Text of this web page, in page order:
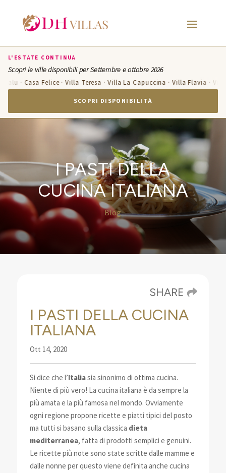
L'ESTATE CONTINUA
Scopri le ville disponibili per Settembre e ottobre 2026
Casa Felice · Villa Teresa · Villa La Capuccina · Villa Flavia · Villa
SCOPRI DISPONIBILITÀ
I PASTI DELLA
CUCINA ITALIANA
Blog
SHARE
I PASTI DELLA CUCINA
ITALIANA
Ott 14, 2020
Si dice che l’Italiasia sinonimo di ottima cucina.
Niente di più vero! La cucina italiana è da sempre la
più amata e la più famosa nel mondo. Ovviamente
ogni regione propone ricette e piatti tipici del posto
ma tutti si basano sulla classica dieta
mediterranea, fatta di prodotti semplici e genuini.
Le ricette più note sono state scritte dalle mamme e
dalle nonne per questo viene definita anche cucina